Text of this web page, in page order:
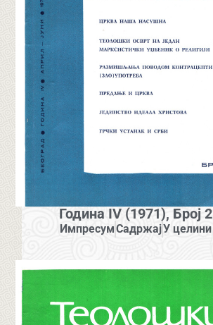
Година IV (1971), Број 2
ИмпресумСадржајУ целини